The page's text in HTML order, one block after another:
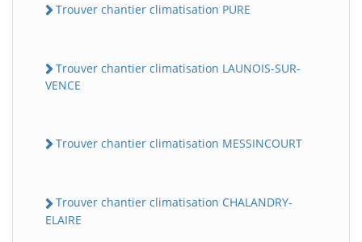
Trouver chantier climatisation PURE
Trouver chantier climatisation LAUNOIS-SUR-
VENCE
Trouver chantier climatisation MESSINCOURT
Trouver chantier climatisation CHALANDRY-
ELAIRE